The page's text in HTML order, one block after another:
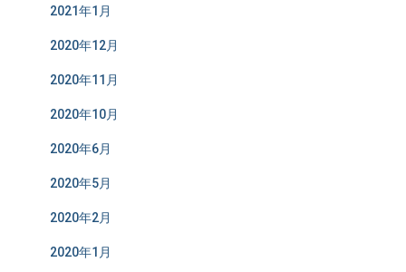
2021年1月
2020年12月
2020年11月
2020年10月
2020年6月
2020年5月
2020年2月
2020年1月